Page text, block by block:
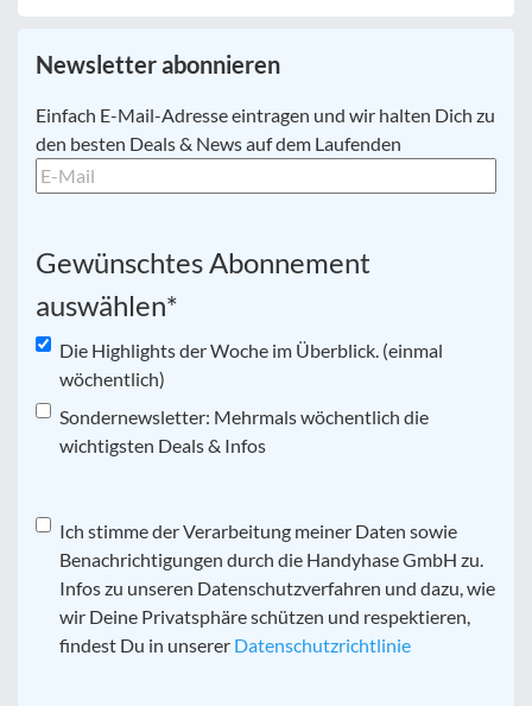
Newsletter abonnieren
E-
Mail *
Einfach E-Mail-Adresse eintragen und wir halten Dich zu
den besten Deals & News auf dem Laufenden
Gewünschtes Abonnement
auswählen*
Die Highlights der Woche im Überblick. (einmal
wöchentlich)
Sondernewsletter: Mehrmals wöchentlich die
wichtigsten Deals & Infos
Datenschutz*
Ich stimme der Verarbeitung meiner Daten sowie
Benachrichtigungen durch die Handyhase GmbH zu.
Infos zu unseren Datenschutzverfahren und dazu, wie
wir Deine Privatsphäre schützen und respektieren,
findest Du in unserer Datenschutzrichtlinie